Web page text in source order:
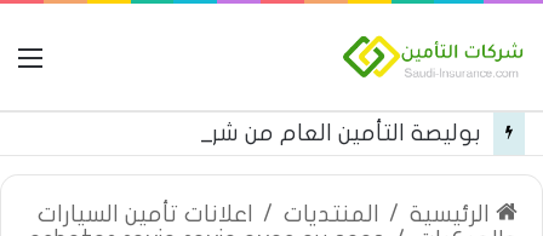
الرئيسية / المنتديات /
اعلانات تأمين السيارات